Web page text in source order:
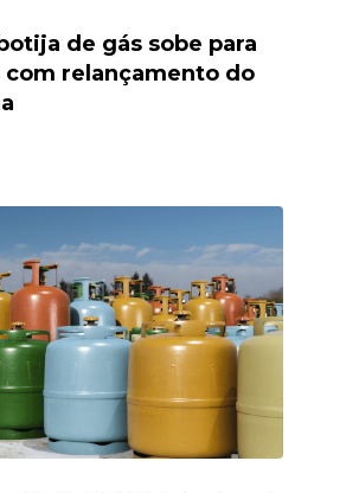
de gás sobe para
com relançamento do